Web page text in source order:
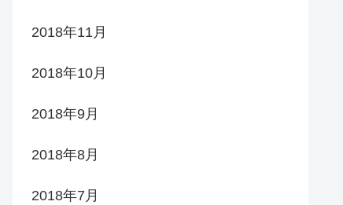
2018年11月
2018年10月
2018年9月
2018年8月
2018年7月